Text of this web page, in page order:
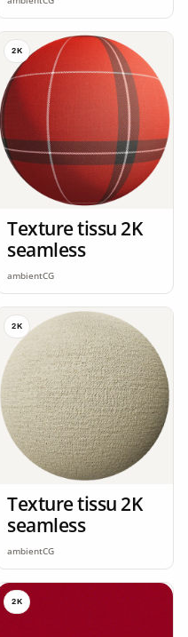
2K
Texture tissu 2K
seamless
ambientCG
2K
Texture tissu 2K
seamless
ambientCG
2K